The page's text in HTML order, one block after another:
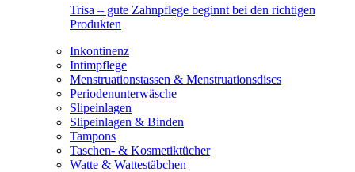
Trisa – gute Zahnpflege beginnt bei den richtigen
Produkten
Inkontinenz
Intimpflege
Menstruationstassen & Menstruationsdiscs
Periodenunterwäsche
Slipeinlagen
Slipeinlagen & Binden
Tampons
Taschen- & Kosmetiktücher
Watte & Wattestäbchen